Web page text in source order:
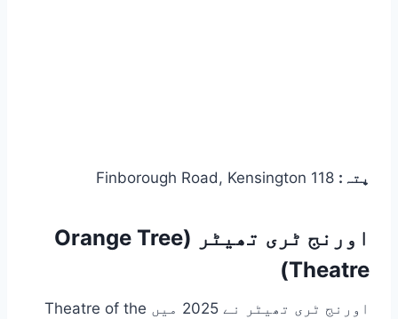
پتہ:
اورنج ٹری تھیٹر (Orange Tree
Theatre)
اورنج ٹری تھیٹر نے 2025 میں Theatre of the